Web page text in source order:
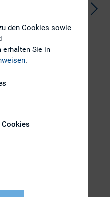
2. Tag:
den Cookies sowie
erhalten Sie in
.
Cookies